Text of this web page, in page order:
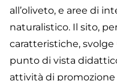
all’oliveto, e aree di
naturalistico. Il sito,
caratteristiche,
punto di vista
attività di